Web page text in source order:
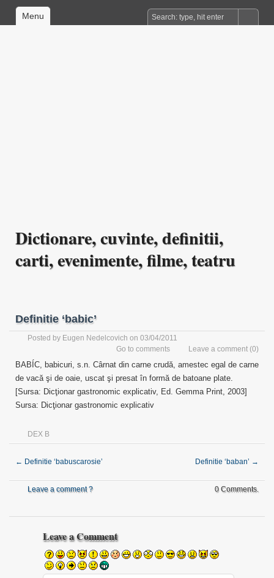
Menu
Dictionare, cuvinte, definitii,
carti, evenimente, filme, teatru
Definitie ‘babic’
Posted by Eugen Nedelcovich on 03/04/2011
Leave a comment (0)
Go to comments
BABÍC, babicuri, s.n. Cârnat din carne crudă, amestec egal de carne
de vacă şi de oaie, uscat şi presat în formă de batoane plate.
[Sursa: Dicţionar gastronomic explicativ, Ed. Gemma Print, 2003]
Sursa: Dicţionar gastronomic explicativ
DEX B
← Definitie ‘babuscarosie’ Definitie ‘baban’ →
Leave a comment ? 0 Comments.
Leave a Comment